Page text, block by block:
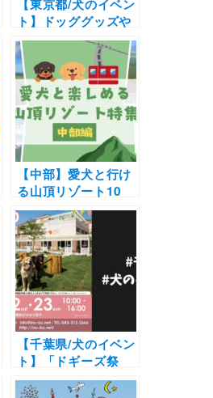
【東京都/犬のイベン
ト】ドッググッズや
体験ブースも「ツナ
ヨシドッグフェステ
ィバル」（中野四季
の森公園）5/3-5/5
【中部】愛犬と行け
る山頂リゾート10
選！ドッグラン併設
からペットもカフェ
OKスポットまでを
厳選（おでかけレポ
ートあり）
【千葉県/犬のイベン
ト】「ドギーズ祭
り」（小谷流の里 ド